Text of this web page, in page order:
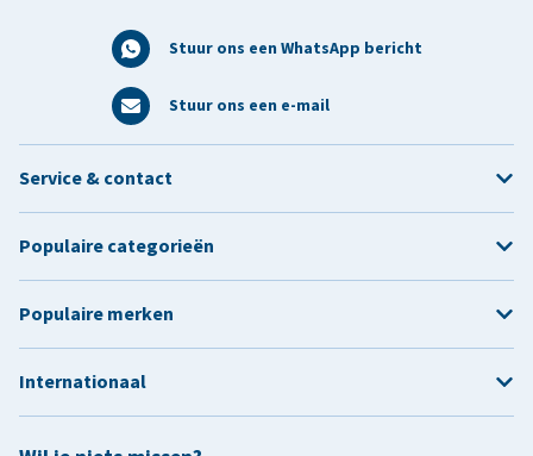
Stuur ons een WhatsApp bericht
Stuur ons een e-mail
Service & contact
Populaire categorieën
Populaire merken
Internationaal